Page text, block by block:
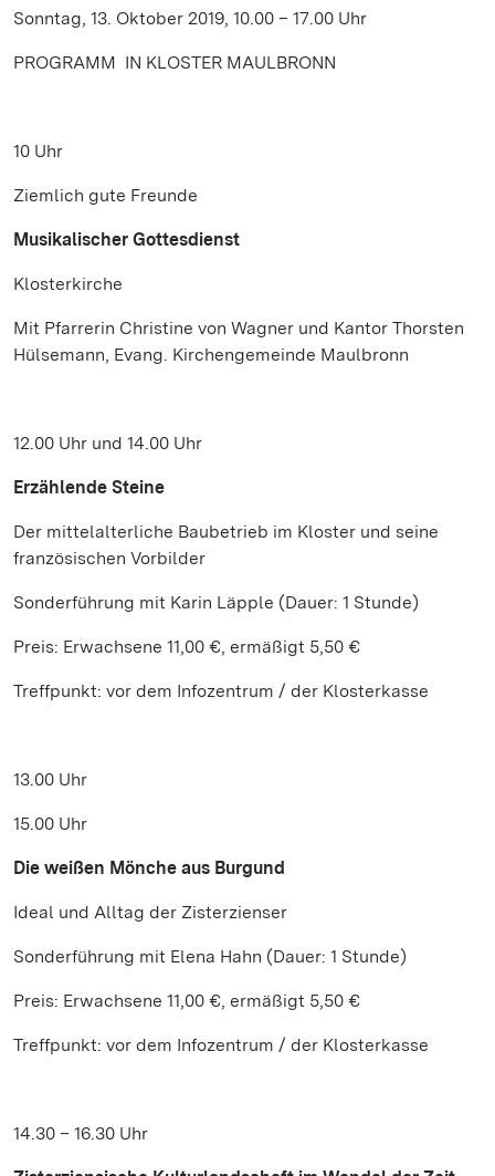
Sonntag, 13. Oktober 2019, 10.00 – 17.00 Uhr
PROGRAMM IN KLOSTER MAULBRONN
10 Uhr
Ziemlich gute Freunde
Musikalischer Gottesdienst
Klosterkirche
Mit Pfarrerin Christine von Wagner und Kantor Thorsten
Hülsemann, Evang. Kirchengemeinde Maulbronn
12.00 Uhr und 14.00 Uhr
Erzählende Steine
Der mittelalterliche Baubetrieb im Kloster und seine
französischen Vorbilder
Sonderführung mit Karin Läpple (Dauer: 1 Stunde)
Preis: Erwachsene 11,00 €, ermäßigt 5,50 €
Treffpunkt: vor dem Infozentrum / der Klosterkasse
13.00 Uhr
15.00 Uhr
Die weißen Mönche aus Burgund
Ideal und Alltag der Zisterzienser
Sonderführung mit Elena Hahn (Dauer: 1 Stunde)
Preis: Erwachsene 11,00 €, ermäßigt 5,50 €
Treffpunkt: vor dem Infozentrum / der Klosterkasse
14.30 – 16.30 Uhr